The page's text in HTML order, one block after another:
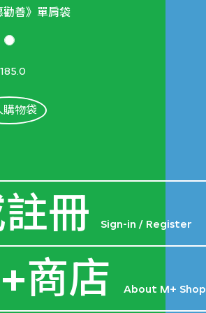
勸善》單肩袋
購物袋
冊 Sign-in / Register
商店 About M+ Shop